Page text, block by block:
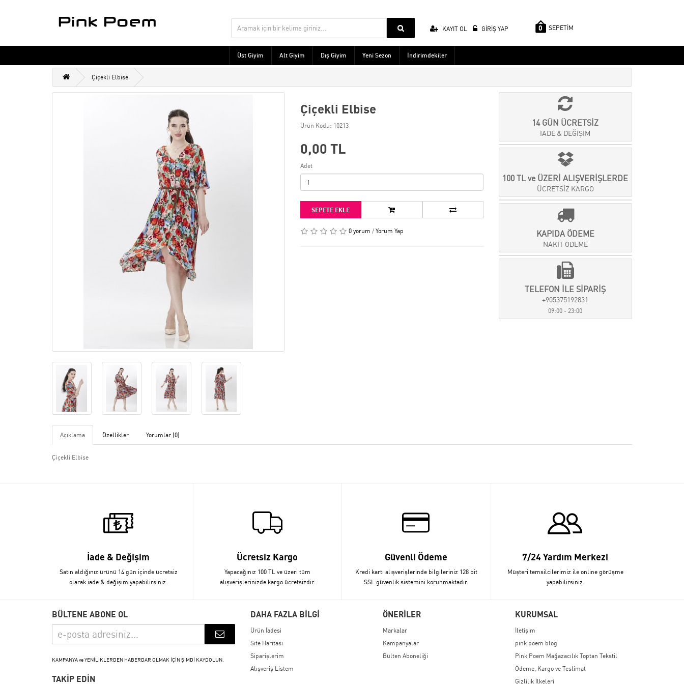
KAYIT OL GİRİŞ YAP 0 SEPETİM
Üst Giyim Alt Giyim Dış Giyim Yeni Sezon İndirimdekiler
Çiçekli Elbise
Çiçekli Elbise
Ürün Kodu: 10213
0,00 TL
Adet
SEPETE EKLE
0 yorum / Yorum Yap
14 GÜN ÜCRETSİZ
İADE & DEĞİŞİM
100 TL ve ÜZERİ ALIŞVERİŞLERDE
ÜCRETSİZ KARGO
KAPIDA ÖDEME
NAKİT ÖDEME
TELEFON İLE SİPARİŞ
+905375192831
09:00 - 23:00
Açıklama Özellikler Yorumlar (0)
Çiçekli Elbise
İade & Değişim
Satın aldığınız ürünü 14 gün içinde ücretsiz
olarak iade & değişim yapabilirsiniz.
Ücretsiz Kargo
Yapacağınız 100 TL ve üzeri tüm
alışverişlerinizde kargo ücretsizdir.
Güvenli Ödeme
Kredi kartı alışverişlerinde bilgileriniz 128 bit
SSL güvenlik sistemini korunmaktadır.
7/24 Yardım Merkezi
Müşteri temsilcilerimiz ile online görüşme
yapabilirsiniz.
BÜLTENE ABONE OL
KAMPANYA ve YENİLİKLERDEN HABERDAR OLMAK İÇİN ŞİMDİ KAYDOLUN.
TAKİP EDİN
DAHA FAZLA BİLGİ
Ürün İadesi
Site Haritası
Siparişlerim
Alışveriş Listem
ÖNERİLER
Markalar
Kampanyalar
Bülten Aboneliği
KURUMSAL
İletişim
pink poem blog
Pink Poem Mağazacılık Toptan Tekstil
Ödeme, Kargo ve Teslimat
Gizlilik İlkeleri